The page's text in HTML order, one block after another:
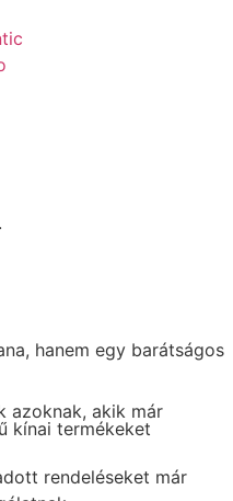
hanem egy barátságos
azoknak, akik már
kínai termékeket
rendeléseket már